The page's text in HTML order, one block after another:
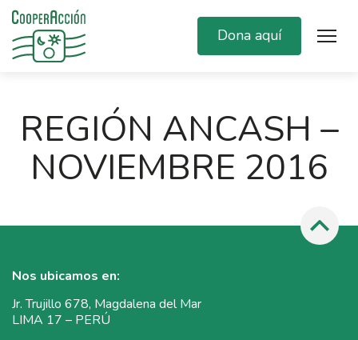
Dona aquí
REGIÓN ANCASH –
NOVIEMBRE 2016
Nos ubicamos en:
Jr. Trujillo 678, Magdalena del Mar
LIMA 17 – PERÚ